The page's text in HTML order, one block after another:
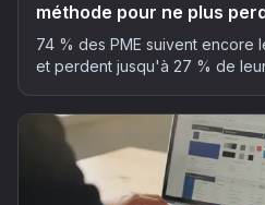
méthode pour ne plus
74 % des PME suivent encore
et perdent jusqu'à 27 % de
son suivi client sans y passer